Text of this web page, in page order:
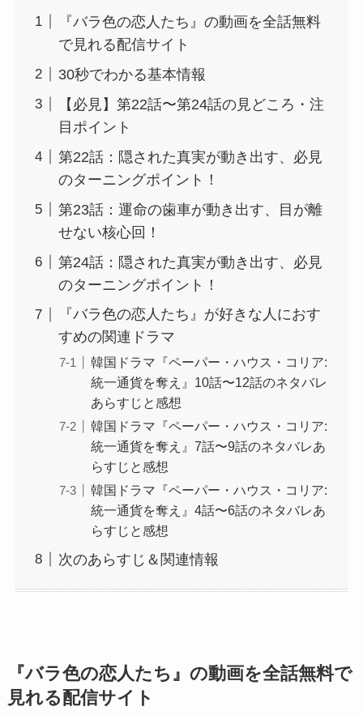
『バラ色の恋人たち』の動画を全話無料
で見れる配信サイト
30秒でわかる基本情報
【必見】第22話〜第24話の見どころ・注
目ポイント
第22話：隠された真実が動き出す、必見
のターニングポイント！
第23話：運命の歯車が動き出す、目が離
せない核心回！
第24話：隠された真実が動き出す、必見
のターニングポイント！
『バラ色の恋人たち』が好きな人におす
すめの関連ドラマ
韓国ドラマ『ペーパー・ハウス・コリア:
統一通貨を奪え』10話〜12話のネタバレ
あらすじと感想
韓国ドラマ『ペーパー・ハウス・コリア:
統一通貨を奪え』7話〜9話のネタバレあ
らすじと感想
韓国ドラマ『ペーパー・ハウス・コリア:
統一通貨を奪え』4話〜6話のネタバレあ
らすじと感想
次のあらすじ＆関連情報
『バラ色の恋人たち』の動画を全話無料で
見れる配信サイト